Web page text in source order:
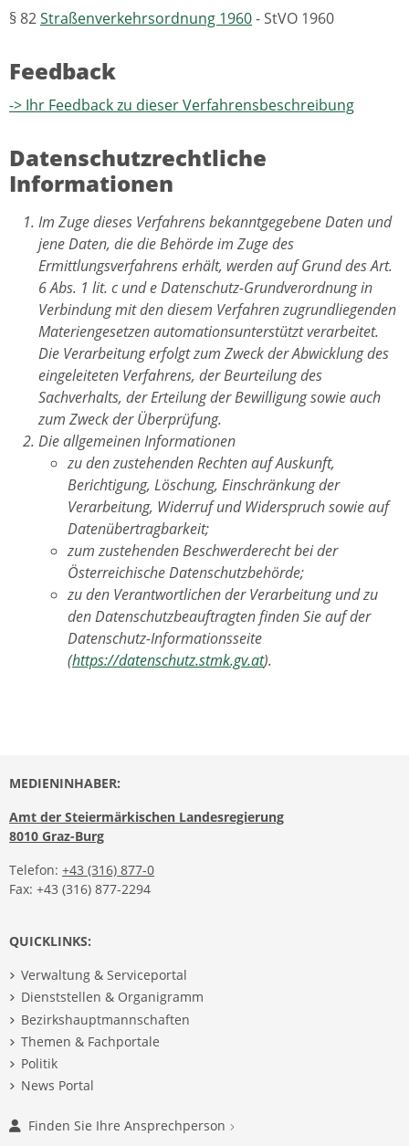
§ 82Straßenverkehrsordnung 1960- StVO 1960
Feedback
-> Ihr Feedback zu dieser Verfahrensbeschreibung
Datenschutzrechtliche
Informationen
Im Zuge dieses Verfahrens bekanntgegebene Daten und
jene Daten, die die Behörde im Zuge des
Ermittlungsverfahrens erhält, werden auf Grund des Art.
6 Abs. 1 lit. c und e Datenschutz-Grundverordnung in
Verbindung mit den diesem Verfahren zugrundliegenden
Materiengesetzen automationsunterstützt verarbeitet.
Die Verarbeitung erfolgt zum Zweck der Abwicklung des
eingeleiteten Verfahrens, der Beurteilung des
Sachverhalts, der Erteilung der Bewilligung sowie auch
zum Zweck der Überprüfung.
Die allgemeinen Informationen
zu den zustehenden Rechten auf Auskunft,
Berichtigung, Löschung, Einschränkung der
Verarbeitung, Widerruf und Widerspruch sowie auf
Datenübertragbarkeit;
zum zustehenden Beschwerderecht bei der
Österreichische Datenschutzbehörde;
zu den Verantwortlichen der Verarbeitung und zu
den Datenschutzbeauftragten finden Sie auf der
Datenschutz-Informationsseite
(https://datenschutz.stmk.gv.at).
MEDIENINHABER:
Amt der Steiermärkischen Landesregierung
8010 Graz-Burg
Telefon: +43 (316) 877-0
Fax: +43 (316) 877-2294
QUICKLINKS:
Verwaltung & Serviceportal
Dienststellen & Organigramm
Bezirkshauptmannschaften
Themen & Fachportale
Politik
News Portal
Finden Sie Ihre Ansprechperson